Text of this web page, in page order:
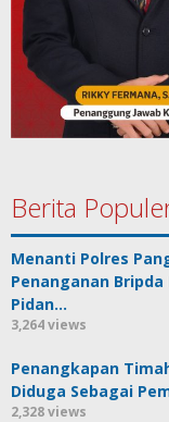
Berita
Menanti Polres
Penanganan
Pidan…
3,264 views
Penangkapan
Diduga Sebagai
2,328 views